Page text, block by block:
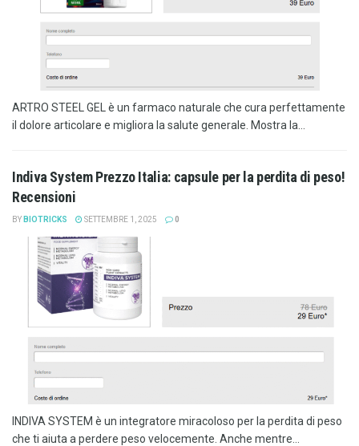
ARTRO STEEL GEL è un farmaco naturale che cura perfettamente
il dolore articolare e migliora la salute generale. Mostra la...
Indiva System Prezzo Italia: capsule per la perdita di peso!
Recensioni
BY BIOTRICKS SETTEMBRE 1, 2025 0
INDIVA SYSTEM è un integratore miracoloso per la perdita di peso
che ti aiuta a perdere peso velocemente. Anche mentre...